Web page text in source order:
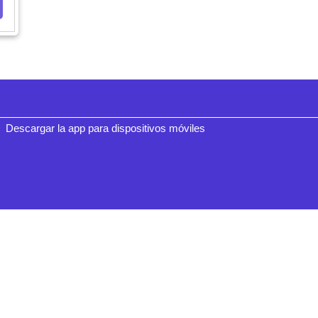
Descargar la app para dispositivos móviles